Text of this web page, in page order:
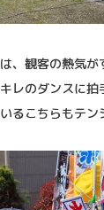
、観客の熱気が
レのダンスに
るこちらもテン